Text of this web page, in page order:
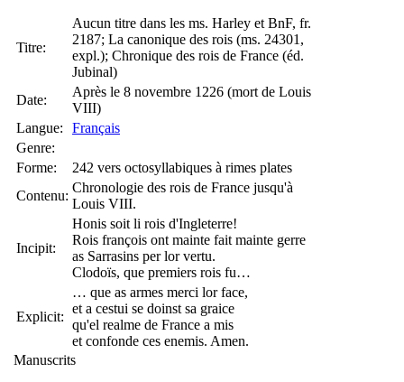
Titre:
Aucun titre dans les ms. Harley et BnF, fr.
2187; La canonique des rois (ms. 24301,
expl.); Chronique des rois de France (éd.
Jubinal)
Date:
Après le 8 novembre 1226 (mort de Louis
VIII)
Langue:
Français
Genre:
Forme:
242 vers octosyllabiques à rimes plates
Contenu:
Chronologie des rois de France jusqu'à
Louis VIII.
Incipit:
Honis soit li rois d'Ingleterre!
Rois françois ont mainte fait mainte gerre
as Sarrasins per lor vertu.
Clodoïs, que premiers rois fu…
Explicit:
… que as armes merci lor face,
et a cestui se doinst sa graice
qu'el realme de France a mis
et confonde ces enemis. Amen.
Manuscrits